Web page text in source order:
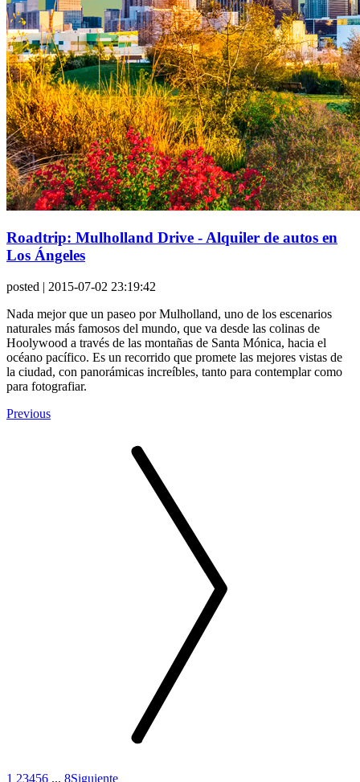
Roadtrip: Mulholland Drive - Alquiler de autos en
Los Ángeles
posted | 2015-07-02 23:19:42
Nada mejor que un paseo por Mulholland, uno de los escenarios
naturales más famosos del mundo, que va desde las colinas de
Hoolywood a través de las montañas de Santa Mónica, hacia el
océano pacífico. Es un recorrido que promete las mejores vistas de
la ciudad, con panorámicas increíbles, tanto para contemplar como
para fotografiar.
Previous
1 23456 ... 8Siguiente